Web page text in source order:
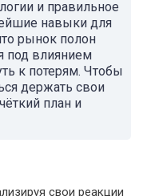
и правильное
навыки для
рынок полон
под влиянием
к потерям. Чтобы
держать свои
план и
свои реакции